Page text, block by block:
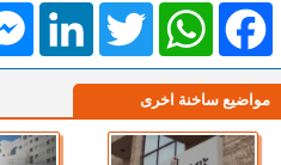
LinkedIn TwitterWhatsAppFacebook
مواضيع ساخنة اخرى